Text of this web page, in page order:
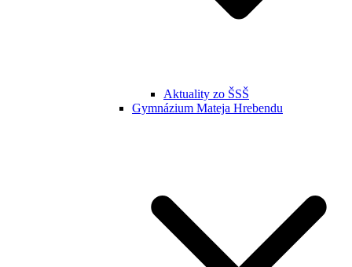
Aktuality zo ŠSŠ
Gymnázium Mateja Hrebendu